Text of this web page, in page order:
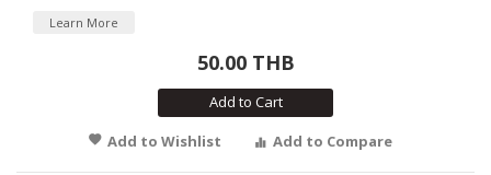
Learn More
50.00 THB
Add to Cart
Add to Wishlist
Add to Compare